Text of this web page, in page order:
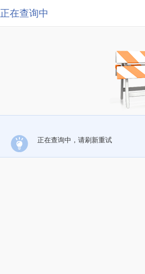
正在查询中
正在查询中，请刷新重试